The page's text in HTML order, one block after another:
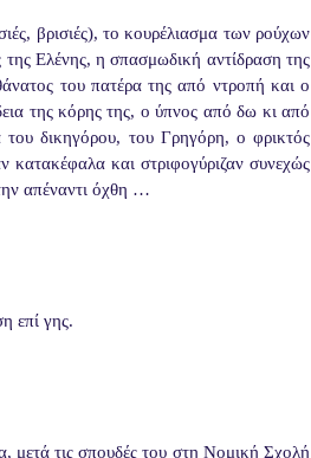
βρισιές), το κουρέλιασμα των ρούχων
Ελένης, η σπασμωδική αντίδραση της
του πατέρα της από ντροπή και ο
της κόρης της, ο ύπνος από δω κι από
δικηγόρου, του Γρηγόρη, ο φρικτός
και στριφογύριζαν συνεχώς
απέναντι όχθη …
επί γης.
μετά τις σπουδές του στη Νομική Σχολή